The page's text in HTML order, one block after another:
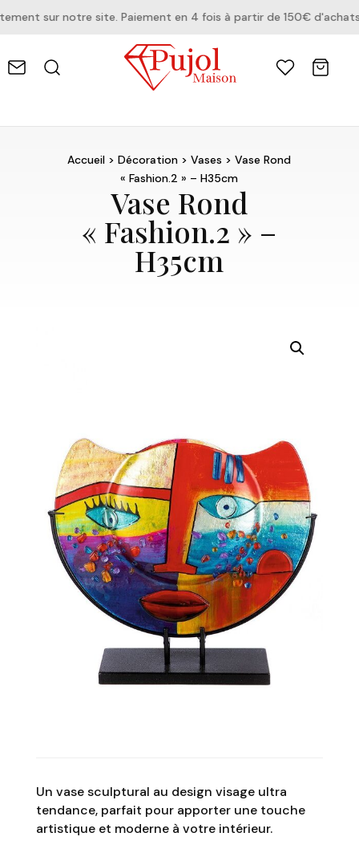
sur notre site. Paiement en 4 fois à partir de 150€ d'achats.
Accueil >Décoration >Vases > Vase Rond
« Fashion.2 » – H35cm
Vase Rond
« Fashion.2 » –
H35cm
Un vase sculptural au design visage ultra
tendance, parfait pour apporter une touche
artistique et moderne à votre intérieur.